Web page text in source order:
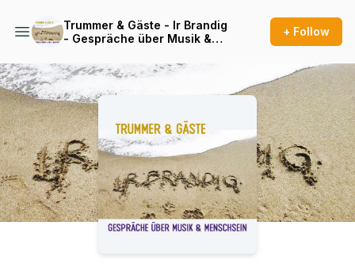
Trummer & Gäste - Ir Brandig
- Gespräche über Musik &
+ Follow
Podcast Background Image